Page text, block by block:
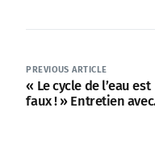
PREVIOUS ARTICLE
« Le cycle de l’eau est
faux ! » Entretien avec